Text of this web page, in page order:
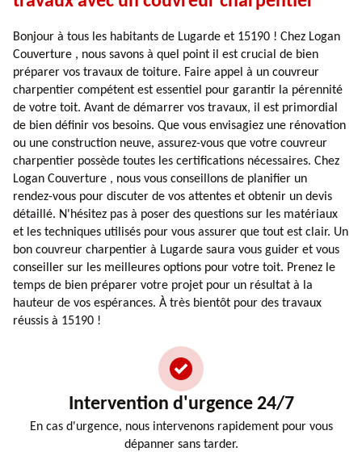
Bonjour à tous les habitants de Lugarde et 15190 ! Chez Logan
Couverture , nous savons à quel point il est crucial de bien
préparer vos travaux de toiture. Faire appel à un couvreur
charpentier compétent est essentiel pour garantir la pérennité
de votre toit. Avant de démarrer vos travaux, il est primordial
de bien définir vos besoins. Que vous envisagiez une rénovation
ou une construction neuve, assurez-vous que votre couvreur
charpentier possède toutes les certifications nécessaires. Chez
Logan Couverture , nous vous conseillons de planifier un
rendez-vous pour discuter de vos attentes et obtenir un devis
détaillé. N'hésitez pas à poser des questions sur les matériaux
et les techniques utilisés pour vous assurer que tout est clair. Un
bon couvreur charpentier à Lugarde saura vous guider et vous
conseiller sur les meilleures options pour votre toit. Prenez le
temps de bien préparer votre projet pour un résultat à la
hauteur de vos espérances. À très bientôt pour des travaux
réussis à 15190 !
Intervention d'urgence 24/7
En cas d'urgence, nous intervenons rapidement pour vous
dépanner sans tarder.